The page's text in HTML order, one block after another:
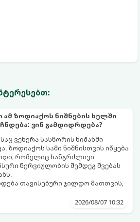
ზოდიაქოს ნიშნების ხელში
ვინ გამდიდრდება?
ვენერა სასწორის ნიშანში
ზოდიაქოს სამი ნიშნისთვის იწყება
რომელიც ხანგრძლივი
ნერვიულობის შემდეგ შვებას
თავისებური ჯილდო მათთვის,
და სირთულეების მიუხედავად წინ
2026/08/07 10:32